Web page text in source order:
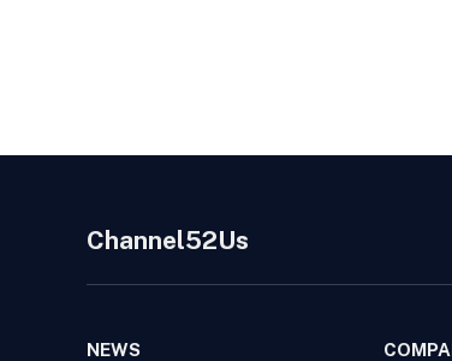
Channel52Us
NEWS